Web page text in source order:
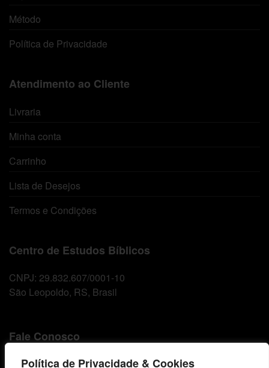
Política de Privacidade & Cookies
Método
Política de Privacidade
Atendimento ao Cliente
Livraria
Minha conta
Carrinho
Lista de Desejos
Termos e Condições
Centro de Estudos Bíblicos
CNPJ: 29.832.607/0001-10
São Leopoldo, RS, Brasil
Fale Conosco
E-mails